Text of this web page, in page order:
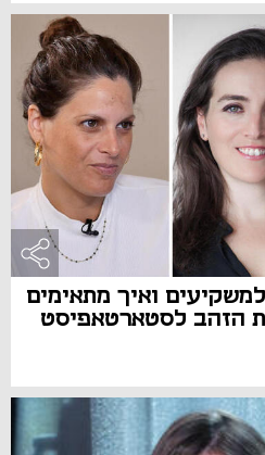
ואיך מתאימים
הזהב לסטארטאפיסט